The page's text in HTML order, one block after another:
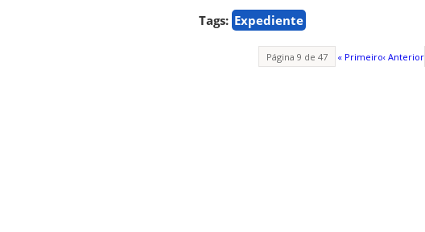
Tags: Expediente
Página 9 de 47 « Primeiro‹ Anterior